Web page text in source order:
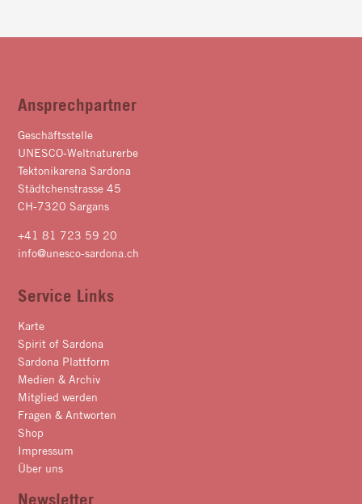
Ansprechpartner
Geschäftsstelle
UNESCO-Weltnaturerbe
Tektonikarena Sardona
Städtchenstrasse 45
CH-7320 Sargans
+41 81 723 59 20
info@unesco-sardona.ch
Service Links
Karte
Spirit of Sardona
Sardona Plattform
Medien & Archiv
Mitglied werden
Fragen & Antworten
Shop
Impressum
Über uns
Newsletter